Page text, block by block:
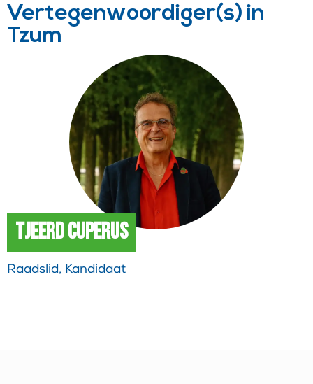
Vertegenwoordiger(s) in
Tzum
Tjeerd Cuperus
Raadslid, Kandidaat